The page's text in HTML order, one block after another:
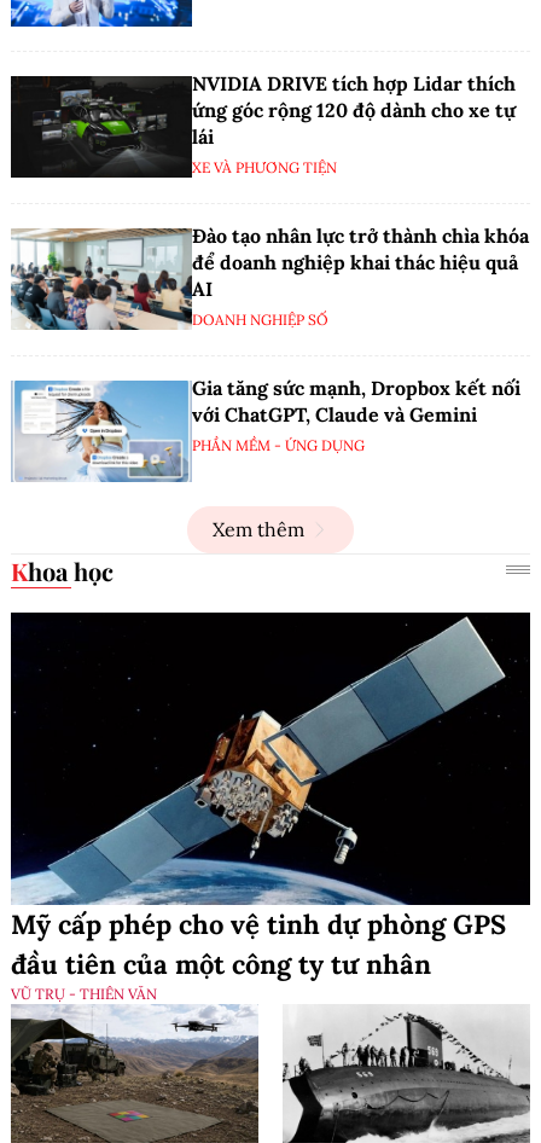
NVIDIA DRIVE tích hợp Lidar thích
ứng góc rộng 120 độ dành cho xe tự
lái
XE VÀ PHƯƠNG TIỆN
Đào tạo nhân lực trở thành chìa khóa
để doanh nghiệp khai thác hiệu quả
AI
DOANH NGHIỆP SỐ
Gia tăng sức mạnh, Dropbox kết nối
với ChatGPT, Claude và Gemini
PHẦN MỀM - ỨNG DỤNG
Xem thêm
Khoa học
Mỹ cấp phép cho vệ tinh dự phòng GPS
đầu tiên của một công ty tư nhân
VŨ TRỤ - THIÊN VĂN